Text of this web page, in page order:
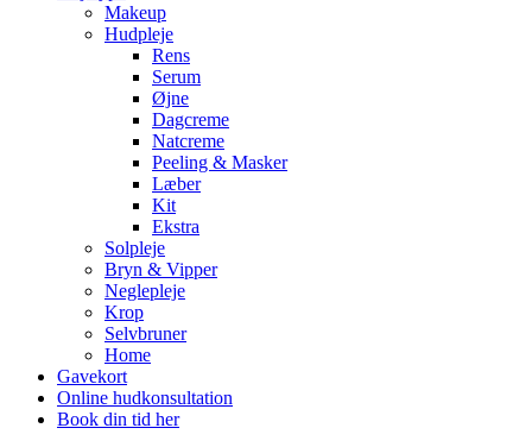
Makeup
Hudpleje
Rens
Serum
Øjne
Dagcreme
Natcreme
Peeling & Masker
Læber
Kit
Ekstra
Solpleje
Bryn & Vipper
Neglepleje
Krop
Selvbruner
Home
Gavekort
Online hudkonsultation
Book din tid her